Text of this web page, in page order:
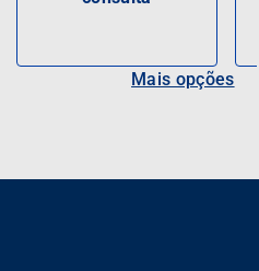
Mais opções